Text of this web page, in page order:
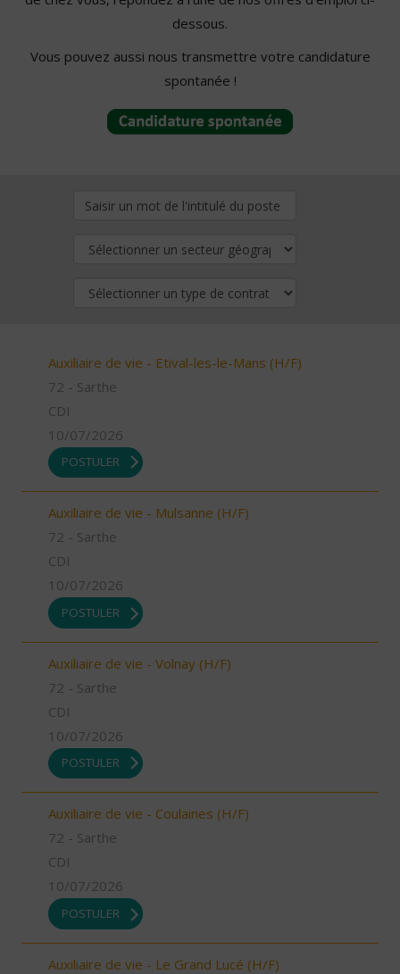
dessous.
Vous pouvez aussi nous transmettre votre candidature
spontanée !
Auxiliaire de vie - Etival-les-le-Mans (H/F)
72 - Sarthe
CDI
10/07/2026
POSTULER
Auxiliaire de vie - Mulsanne (H/F)
72 - Sarthe
CDI
10/07/2026
POSTULER
Auxiliaire de vie - Volnay (H/F)
72 - Sarthe
CDI
10/07/2026
POSTULER
Auxiliaire de vie - Coulaines (H/F)
72 - Sarthe
CDI
10/07/2026
POSTULER
Auxiliaire de vie - Le Grand Lucé (H/F)